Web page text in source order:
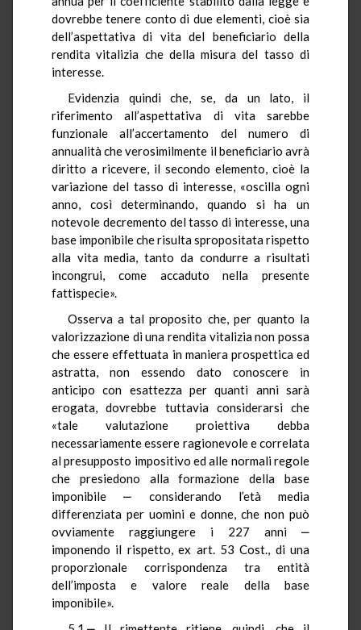
dovrebbe tenere conto di due elementi, cioè sia
dell’aspettativa di vita del beneficiario della
rendita vitalizia che della misura del tasso di
interesse.
Evidenzia quindi che, se, da un lato, il
riferimento all’aspettativa di vita sarebbe
funzionale all’accertamento del numero di
annualità che verosimilmente il beneficiario avrà
diritto a ricevere, il secondo elemento, cioè la
variazione del tasso di interesse, «oscilla ogni
anno, così determinando, quando si ha un
notevole decremento del tasso di interesse, una
base imponibile che risulta spropositata rispetto
alla vita media, tanto da condurre a risultati
incongrui, come accaduto nella presente
fattispecie».
Osserva a tal proposito che, per quanto la
valorizzazione di una rendita vitalizia non possa
che essere effettuata in maniera prospettica ed
astratta, non essendo dato conoscere in
anticipo con esattezza per quanti anni sarà
erogata, dovrebbe tuttavia considerarsi che
«tale valutazione proiettiva debba
necessariamente essere ragionevole e correlata
al presupposto impositivo ed alle normali regole
che presiedono alla formazione della base
imponibile ‒ considerando l’età media
differenziata per uomini e donne, che non può
ovviamente raggiungere i 227 anni ‒
imponendo il rispetto, ex art. 53 Cost., di una
proporzionale corrispondenza tra entità
dell’imposta e valore reale della base
imponibile».